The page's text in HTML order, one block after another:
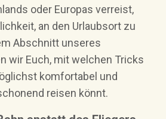
oder Europas verreist,
an den Urlaubsort zu
Abschnitt unseres
wir Euch, mit welchen Tricks
komfortabel und
reisen könnt.